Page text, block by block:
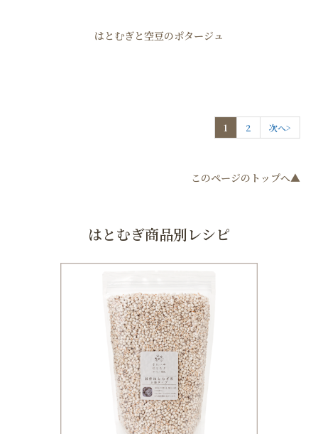
はとむぎと空豆のポタージュ
1 2 次へ>
このページのトップへ▲
はとむぎ商品別レシピ